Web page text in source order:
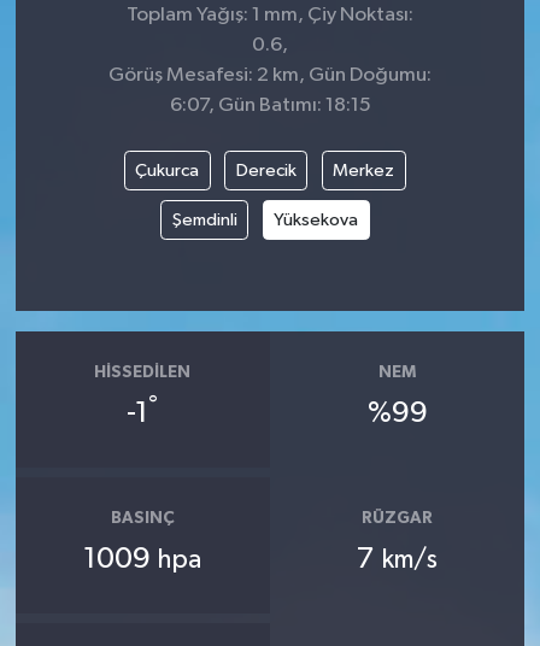
Toplam Yağış: 1 mm, Çiy Noktası:
0.6,
Görüş Mesafesi: 2 km, Gün Doğumu:
6:07, Gün Batımı: 18:15
Çukurca Derecik Merkez
Şemdinli Yüksekova
HISSEDILEN
-1 °
NEM
%99
BASINÇ
1009 hpa
RÜZGAR
7 km/s